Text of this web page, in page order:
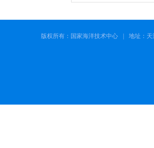
版权所有：国家海洋技术中心 地址：天